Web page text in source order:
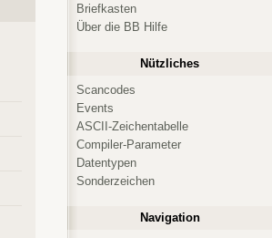
Briefkasten
Über die BB Hilfe
Nützliches
Scancodes
Events
ASCII-Zeichentabelle
Compiler-Parameter
Datentypen
Sonderzeichen
Navigation